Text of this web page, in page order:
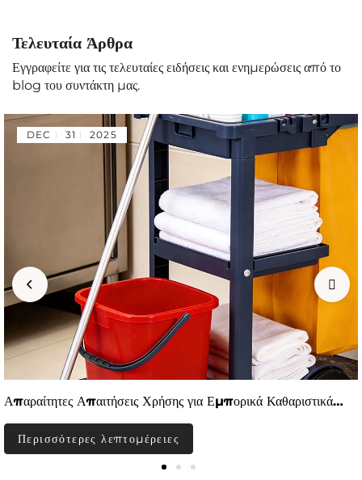
Τελευταία Άρθρα
Εγγραφείτε για τις τελευταίες ειδήσεις και ενημερώσεις από το
blog του συντάκτη μας.
DEC 31 2025
Απαραίτητες Απαιτήσεις Χρήσης για Εμπορικά Καθαριστικά
Περισσότερες λεπτομέρειες